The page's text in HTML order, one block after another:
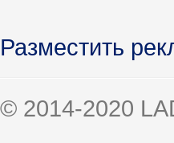
Разместить
© 2014-2020